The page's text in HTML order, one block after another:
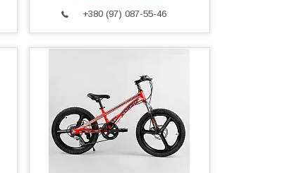
+380 (97) 087-55-46